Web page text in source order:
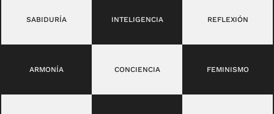
SABIDURÍA INTELIGENCIA REFLEXIÓN
ARMONÍA CONCIENCIA FEMINISMO